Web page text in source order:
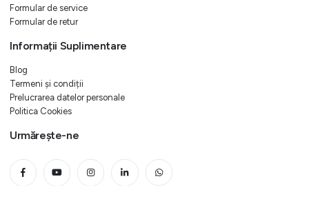
Formular de service
Formular de retur
Informații Suplimentare
Blog
Termeni și condiții
Prelucrarea datelor personale
Politica Cookies
Urmărește-ne